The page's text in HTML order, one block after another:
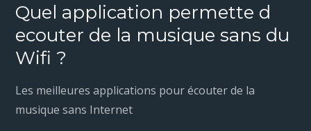
Quel application permette d
ecouter de la musique sans du
Wifi ?
Les meilleures applications pour écouter de la
musique sans Internet